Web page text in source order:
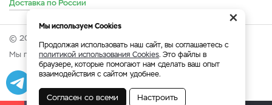
Доставка по России
© 2026 Интернет-магазин "Дело в масле".
Мы принимаем:
Разработка Веб-аналитика
×
Мы используем Cookies
Продолжая использовать наш сайт, вы соглашаетесь с
политикой использования Cookies. Это файлы в
браузере, которые помогают нам сделать ваш опыт
взаимодействия с сайтом удобнее.
Согласен со всеми Настроить